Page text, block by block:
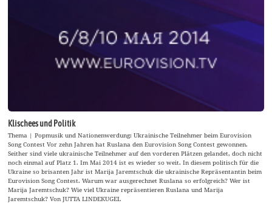
Klischees und Politik
Thema | Popmusik und Nationenwerdung: Ukrainische Teilnehmer beim Eurovision
Song Contest Vor zehn Jahren hat Ruslana den Eurovision Song Contest gewonnen.
Seither sind viele ukrainische Teilnehmer auf den vorderen Plätzen gelandet, doch nicht
noch einmal auf Platz 1. Im Mai 2014 ist es wieder so weit. In diesem politisch für die
Ukraine so brisanten Jahr ist Marija Jaremtschuk die ukrainische Repräsentantin beim
Eurovision Song Contest. Warum war ausgerechnet Ruslana so erfolgreich? Wer ist
Marija Jaremtschuk? Wie viel Ukraine repräsentieren Ruslana und Marija
Jaremtschuk? Von JUTTA LINDEKUGEL